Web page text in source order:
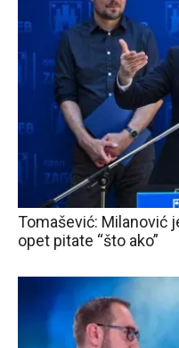
Tomašević: Milanović
opet pitate “što ako”